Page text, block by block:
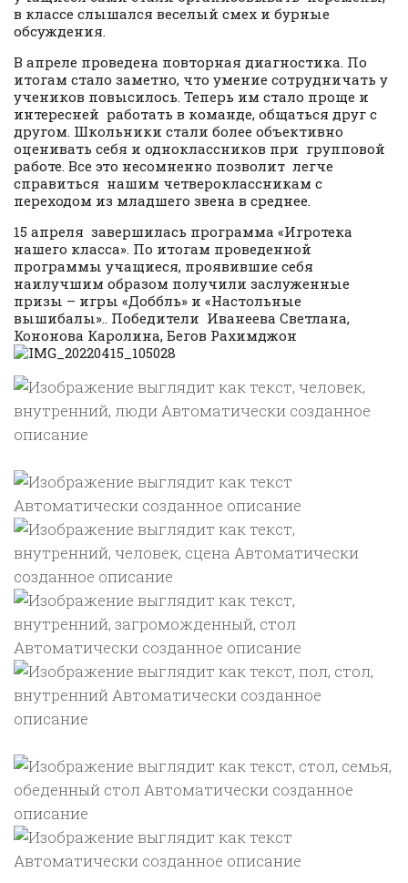
в классе слышался веселый смех и бурные
обсуждения.
В апреле проведена повторная диагностика. По
итогам стало заметно, что умение сотрудничать у
учеников повысилось. Теперь им стало проще и
интересней работать в команде, общаться друг с
другом. Школьники стали более объективно
оценивать себя и одноклассников при групповой
работе. Все это несомненно позволит легче
справиться нашим четвероклассникам с
переходом из младшего звена в среднее.
15 апреля завершилась программа «Игротека
нашего класса». По итогам проведенной
программы учащиеся, проявившие себя
наилучшим образом получили заслуженные
призы – игры «Доббль» и «Настольные
вышибалы».. Победители Иванеева Светлана,
Кононова Каролина, Бегов Рахимджон